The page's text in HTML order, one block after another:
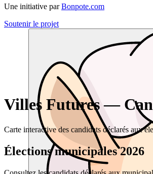
Une initiative par Bonpote.com
Soutenir le projet
Villes Futures —
Carte interactive des candidats déclarés aux
Élections municipales 2026